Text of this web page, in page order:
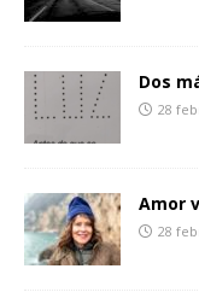
Dos
28
Amor
28